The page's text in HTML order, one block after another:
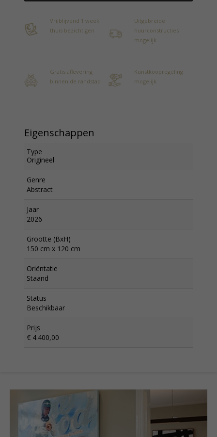
Vrijblijvend 1 week
thuis bezichtigen
Uitgebreide
huurconstructies
mogelijk
Gratis aflevering
binnen de randstad
Kunstkoopregeling
mogelijk
Eigenschappen
Type
Origineel
Genre
Abstract
Jaar
2026
Grootte (BxH)
150 cm x 120 cm
Oriëntatie
Staand
Status
Beschikbaar
Prijs
€ 4.400,00